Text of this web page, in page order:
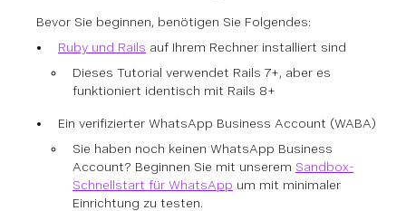
Bevor Sie beginnen, benötigen Sie Folgendes:
Ruby und Rails auf Ihrem Rechner installiert sind
Dieses Tutorial verwendet Rails 7+, aber es
funktioniert identisch mit Rails 8+
Ein verifizierter WhatsApp Business Account (WABA)
Sie haben noch keinen WhatsApp Business
Account? Beginnen Sie mit unserem Sandbox-
Schnellstart für WhatsApp um mit minimaler
Einrichtung zu testen.